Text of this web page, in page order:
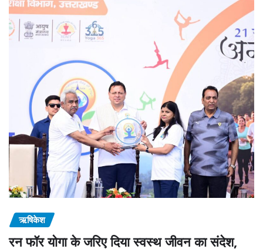
ऋषिकेश
रन फॉर योगा के जरिए दिया स्वस्थ जीवन का संदेश,